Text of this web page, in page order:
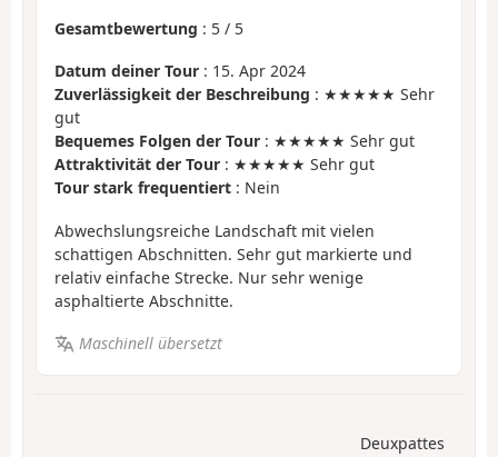
Gesamtbewertung : 5 / 5
Datum deiner Tour : 15. Apr 2024
Zuverlässigkeit der Beschreibung : ★★★★★ Sehr
gut
Bequemes Folgen der Tour : ★★★★★ Sehr gut
Attraktivität der Tour : ★★★★★ Sehr gut
Tour stark frequentiert : Nein
Abwechslungsreiche Landschaft mit vielen
schattigen Abschnitten. Sehr gut markierte und
relativ einfache Strecke. Nur sehr wenige
asphaltierte Abschnitte.
Maschinell übersetzt
Deuxpattes